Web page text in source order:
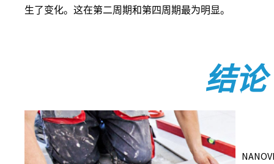
生了变化。这在第二周期和第四周期最为明显。
结论